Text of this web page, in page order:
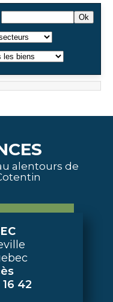
alentours de
42